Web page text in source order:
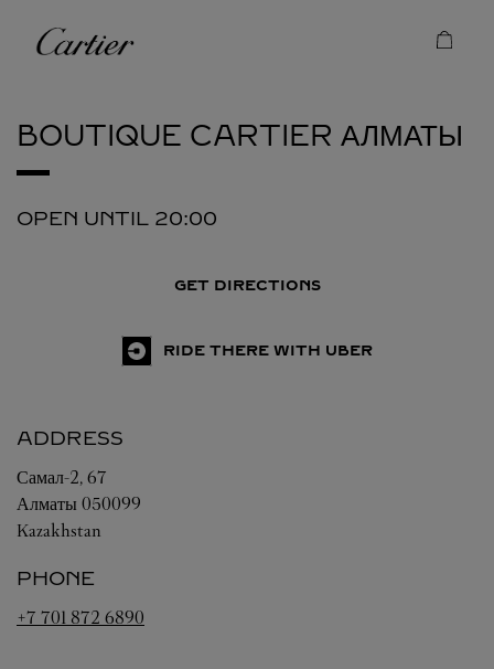
Cartier
BOUTIQUE CARTIER АЛМАТЫ
OPEN UNTIL 20:00
GET DIRECTIONS
RIDE THERE WITH UBER
ADDRESS
Самал-2, 67
Алматы 050099
Kazakhstan
PHONE
+7 701 872 6890